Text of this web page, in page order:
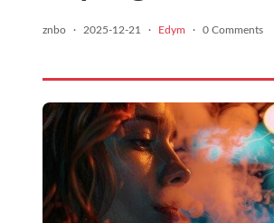
znbo · 2025-12-21 · Edym · 0 Comments